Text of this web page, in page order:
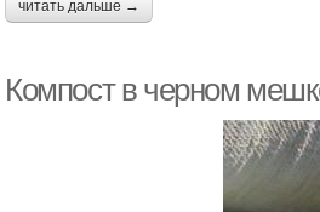
читать дальше →
Компост в черном